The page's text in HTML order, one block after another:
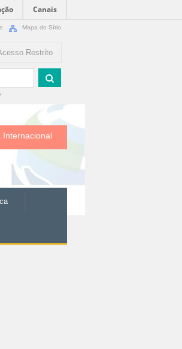
Canais
Mapa do Sítio
Restrito
Internacional